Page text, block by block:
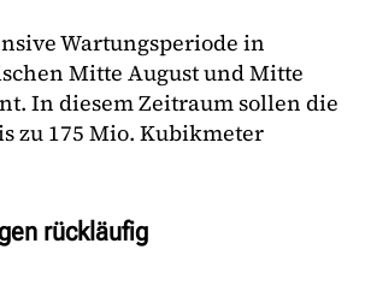
Wartungsperiode in
Mitte August und Mitte
In diesem Zeitraum sollen die
zu 175 Mio. Kubikmeter
rückläufig